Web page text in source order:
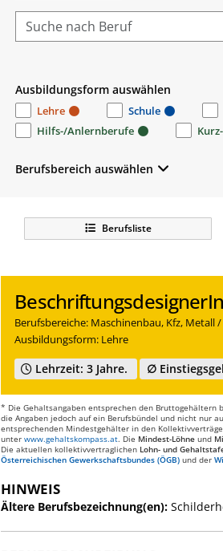
Ausbildungsform auswählen
Lehre Schule
Hilfs-/Anlernberufe
Berufsbereich auswählen
Berufsliste
Berufsbereiche: Maschinenbau, Kfz,
Ausbildungsform: Lehre
Lehrzeit: 3 Jahre. ∅
* Die Gehaltsangaben entsprechen den Bruttogehältern
die Angaben jedoch auf ein Berufsbündel und nicht nur
entsprechenden Mindestgehälter in den
unter www.gehaltskompass.at. Die Mindest-Löhne und
Die aktuellen kollektivvertraglichen Lohn- und
Österreichischen Gewerkschaftsbundes (ÖGB) und der
HINWEIS
Ältere Berufsbezeichnung(en):